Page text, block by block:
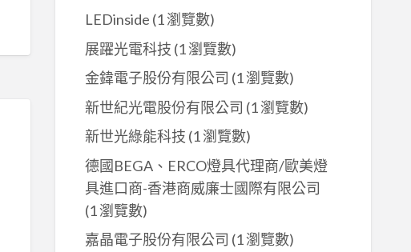
LEDinside (1 瀏覽數)
展躍光電科技 (1 瀏覽數)
金鍏電子股份有限公司 (1 瀏覽數)
新世紀光電股份有限公司 (1 瀏覽數)
新世光綠能科技 (1 瀏覽數)
德國BEGA、ERCO燈具代理商/歐美燈
具進口商-香港商威廉士國際有限公司
(1 瀏覽數)
嘉晶電子股份有限公司 (1 瀏覽數)